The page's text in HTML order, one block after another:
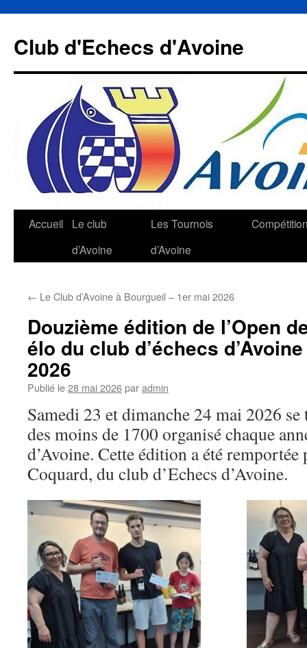
contenu
Club d'Echecs d'Avoine
Accueil
Le club
d’Avoine
Les Tournois
d’Avoine
← Le Club d’Avoine à Bourgueil – 1er mai 2026
Douzième édition de l’Open
élo du club d’échecs
2026
Publié le28 mai 2026paradmin
Samedi 23 et dimanche 24 mai 2026 se
des moins de 1700 organisé chaque
d’Avoine. Cette édition a été remportée
Coquard, du club d’Echecs d’Avoine.